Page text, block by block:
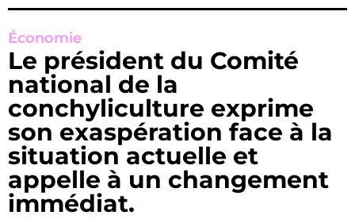
Économie
Le président du Comité
national de la
conchyliculture exprime
son exaspération face à la
situation actuelle et
appelle à un changement
immédiat.